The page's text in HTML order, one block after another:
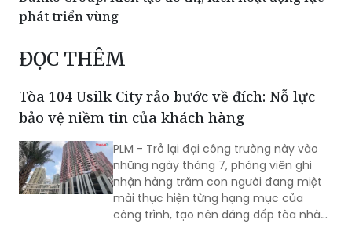
phát triển vùng
ĐỌC THÊM
Tòa 104 Usilk City rảo bước về đích: Nỗ lực
bảo vệ niềm tin của khách hàng
PLM - Trở lại đại công trường này vào
những ngày tháng 7, phóng viên ghi
nhận hàng trăm con người đang miệt
mài thực hiện từng hạng mục của
công trình, tạo nên dáng dấp tòa nhà